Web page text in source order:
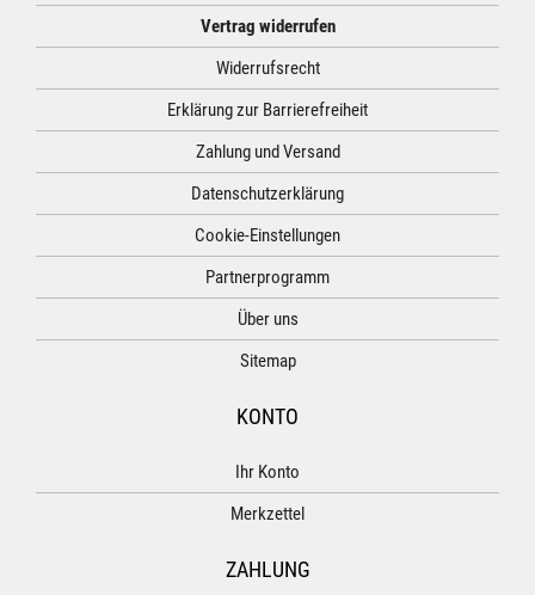
Vertrag widerrufen
Widerrufsrecht
Erklärung zur Barrierefreiheit
Zahlung und Versand
Datenschutzerklärung
Cookie-Einstellungen
Partnerprogramm
Über uns
Sitemap
KONTO
Ihr Konto
Merkzettel
ZAHLUNG